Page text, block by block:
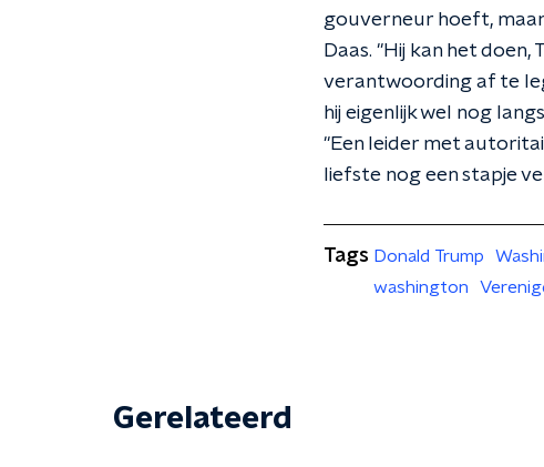
gouverneur hoeft,
Daas. "Hij kan het
verantwoording af te
hij eigenlijk wel nog
"Een leider met
liefste nog een stapje
Tags Donald Trump
washington
Gerelateerd